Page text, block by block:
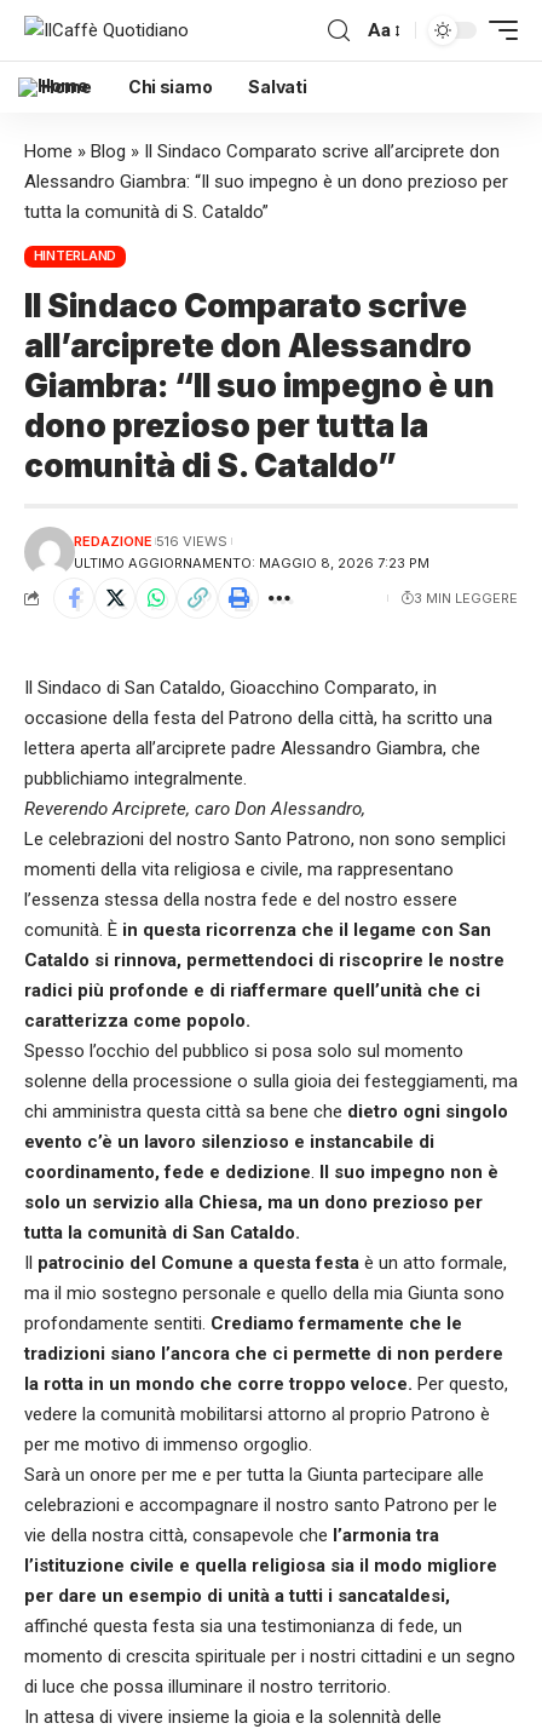
Aa
Home Chi siamo Salvati
Home » Blog » Il Sindaco Comparato scrive all’arciprete don
Alessandro Giambra: “Il suo impegno è un dono prezioso per
tutta la comunità di S. Cataldo”
HINTERLAND
Il Sindaco Comparato scrive
all’arciprete don Alessandro
Giambra: “Il suo impegno è un
dono prezioso per tutta la
comunità di S. Cataldo”
ULTIMO AGGIORNAMENTO: MAGGIO 8, 2026 7:23 PM
REDAZIONE 516 VIEWS
3 MIN LEGGERE
Il Sindaco di San Cataldo, Gioacchino Comparato, in
occasione della festa del Patrono della città, ha scritto una
lettera aperta all’arciprete padre Alessandro Giambra, che
pubblichiamo integralmente.
Reverendo Arciprete, caro Don Alessandro,
Le celebrazioni del nostro Santo Patrono, non sono semplici
momenti della vita religiosa e civile, ma rappresentano
l’essenza stessa della nostra fede e del nostro essere
comunità. È in questa ricorrenza che il legame con San
Cataldo si rinnova, permettendoci di riscoprire le nostre
radici più profonde e di riaffermare quell’unità che ci
caratterizza come popolo.
Spesso l’occhio del pubblico si posa solo sul momento
solenne della processione o sulla gioia dei festeggiamenti, ma
chi amministra questa città sa bene che dietro ogni singolo
evento c’è un lavoro silenzioso e instancabile di
coordinamento, fede e dedizione Il suo impegno non è
solo un servizio alla Chiesa, ma un dono prezioso per
tutta la comunità di San Cataldo.
Il patrocinio del Comune a questa festa è un atto formale,
ma il mio sostegno personale e quello della mia Giunta sono
profondamente sentiti. Crediamo fermamente che le
tradizioni siano l’ancora che ci permette di non perdere
la rotta in un mondo che corre troppo veloce. Per questo,
vedere la comunità mobilitarsi attorno al proprio Patrono è
per me motivo di immenso orgoglio.
Sarà un onore per me e per tutta la Giunta partecipare alle
celebrazioni e accompagnare il nostro santo Patrono per le
vie della nostra città, consapevole che l’armonia tra
l’istituzione civile e quella religiosa sia il modo migliore
per dare un esempio di unità a tutti i sancataldesi,
affinché questa festa sia una testimonianza di fede, un
momento di crescita spirituale per i nostri cittadini e un segno
di luce che possa illuminare il nostro territorio.
In attesa di vivere insieme la gioia e la solennità delle